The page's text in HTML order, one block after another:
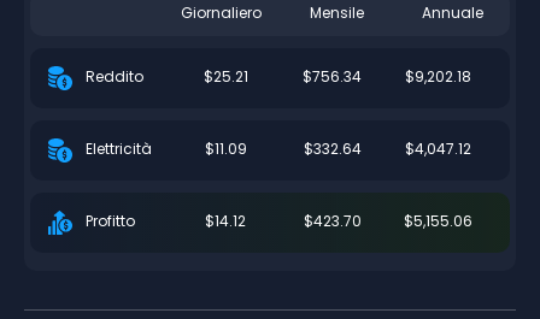
Giornaliero Mensile Annuale
Reddito $25.21 $756.34 $9,202.18
Elettricità $11.09 $332.64 $4,047.12
Profitto $14.12 $423.70 $5,155.06